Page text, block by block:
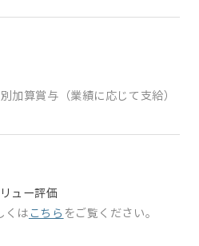
加算賞与（業績に応じて支給）
ュー評価
くは こちら をご覧ください。